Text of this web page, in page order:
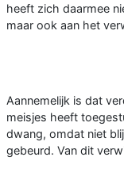
heeft zich daarmee
maar ook aan het
Aannemelijk is dat
meisjes heeft
dwang, omdat niet
gebeurd. Van dit